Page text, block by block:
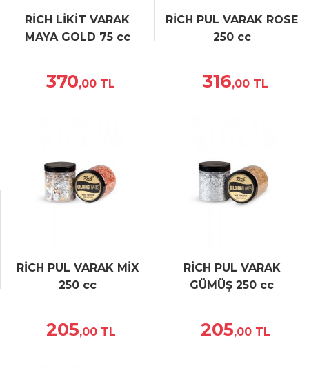
RİCH LİKİT VARAK
MAYA GOLD 75 cc
370,00 TL
RİCH PUL VARAK ROSE
250 cc
316,00TL
RİCH PUL VARAK MİX
250 cc
205,00TL
RİCH PUL VARAK
GÜMÜŞ 250 cc
205,00TL